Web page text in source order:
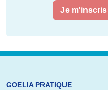
Je m'inscris
GOELIA PRATIQUE